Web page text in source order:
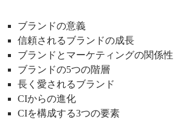
ブランドの意義
信頼されるブランドの成長
ブランドとマーケティングの関係性
ブランドの5つの階層
長く愛されるブランド
CIからの進化
CIを構成する3つの要素